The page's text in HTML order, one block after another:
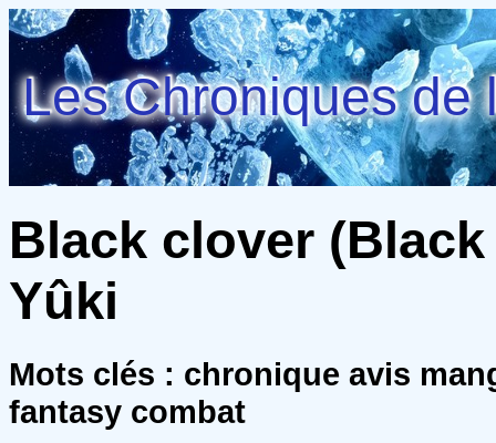
Les Chroniques de
Black clover
Yûki
Mots clés : chronique avis
fantasy combat